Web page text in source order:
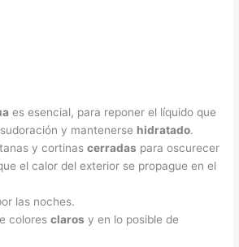
es esencial, para reponer el líquido que
y mantenerse hidratado.
y cortinascerradas para oscurecer
el calor del exterior se propague en el
las noches.
coloresclaros y en lo posible de